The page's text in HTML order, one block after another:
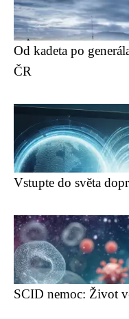
Od kadeta po
ČR
Vstupte do světa
SCID nemoc: Život